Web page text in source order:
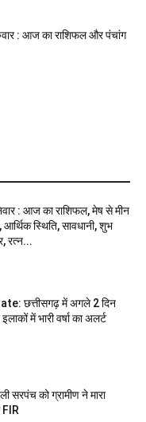
: आज का राशिफल और पंचांग
: आज का राशिफल, मेष से मीन
स्थिति, सावधानी, शुभ
रत्न...
छत्तीसगढ़ में अगले 2 दिन
में भारी वर्षा का अलर्ट
सरपंच को ग्रामीण ने मारा
FIR